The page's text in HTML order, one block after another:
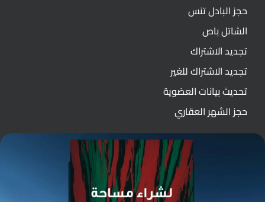
حجز البادل تنس
الشاتل باص
تجديد الاشتراك
تجديد الاشتراك للغير
تحديث بيانات العضوية
حجز الشهر العقاري